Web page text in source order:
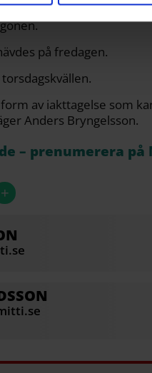
Anders Bryngelsson,
på fredagen.
av iakttagelse som
Anders Bryngelsson.
– prenumerera på
+